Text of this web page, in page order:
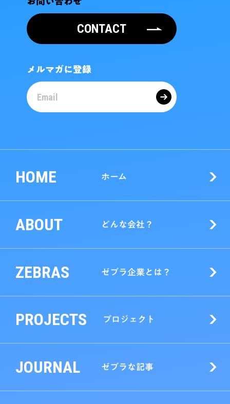
CONTACT
メルマガに登録
HOME ホーム
ABOUT どんな会社？
ZEBRAS ゼブラ企業とは？
PROJECTS プロジェクト
JOURNAL ゼブラな記事